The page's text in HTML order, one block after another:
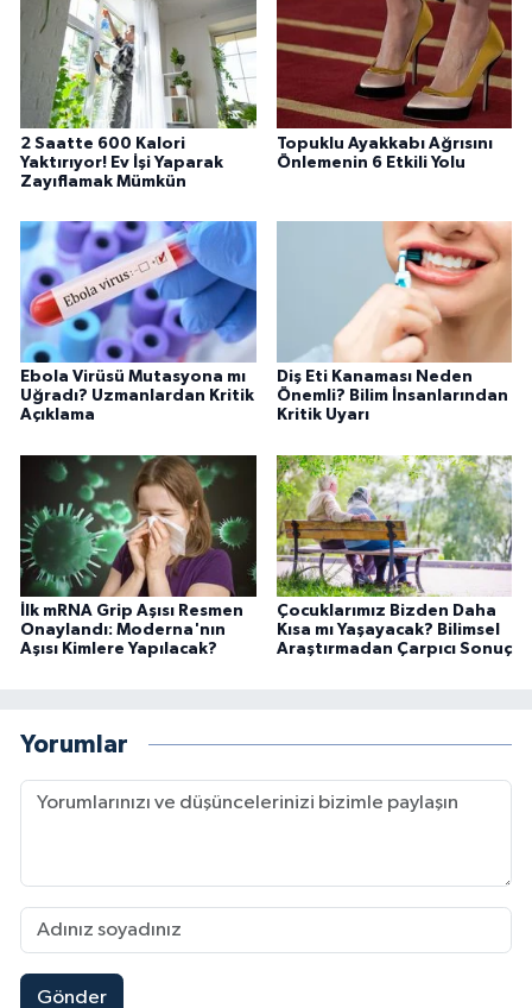
2 Saatte 600 Kalori
Yaktırıyor! Ev İşi Yaparak
Zayıflamak Mümkün
Topuklu Ayakkabı Ağrısını
Önlemenin 6 Etkili Yolu
Ebola Virüsü Mutasyona mı
Uğradı? Uzmanlardan Kritik
Açıklama
Diş Eti Kanaması Neden
Önemli? Bilim İnsanlarından
Kritik Uyarı
İlk mRNA Grip Aşısı Resmen
Onaylandı: Moderna'nın
Aşısı Kimlere Yapılacak?
Çocuklarımız Bizden Daha
Kısa mı Yaşayacak? Bilimsel
Araştırmadan Çarpıcı Sonuç
Yorumlar
Gönder